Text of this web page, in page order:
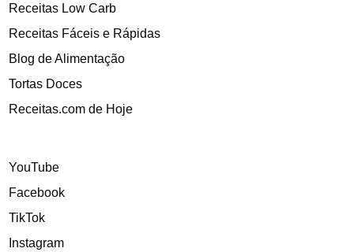
Receitas Low Carb
Receitas Fáceis e Rápidas
Blog de Alimentação
Tortas Doces
Receitas.com de Hoje
YouTube
Facebook
TikTok
Instagram